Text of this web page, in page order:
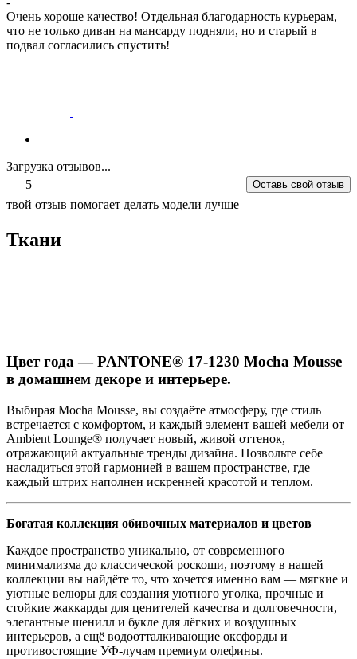
Очень хороше качество! Отдельная благодарность курьерам,
что не только диван на мансарду подняли, но и старый в
подвал согласились спустить!
Загрузка отзывов...
5
Оставь свой отзыв
твой отзыв помогает делать модели лучше
Ткани
Цвет года — PANTONE® 17-1230 Mocha Mousse
в домашнем декоре и интерьере.
Выбирая Mocha Mousse, вы создаёте атмосферу, где стиль
встречается с комфортом, и каждый элемент вашей мебели от
Ambient Lounge® получает новый, живой оттенок,
отражающий актуальные тренды дизайна. Позвольте себе
насладиться этой гармонией в вашем пространстве, где
каждый штрих наполнен искренней красотой и теплом.
Богатая коллекция обивочных материалов и цветов
Каждое пространство уникально, от современного
минимализма до классической роскоши, поэтому в нашей
коллекции вы найдёте то, что хочется именно вам — мягкие и
уютные велюры для создания уютного уголка, прочные и
стойкие жаккарды для ценителей качества и долговечности,
элегантные шенилл и букле для лёгких и воздушных
интерьеров, а ещё водоотталкивающие оксфорды и
противостоящие УФ-лучам премиум олефины.